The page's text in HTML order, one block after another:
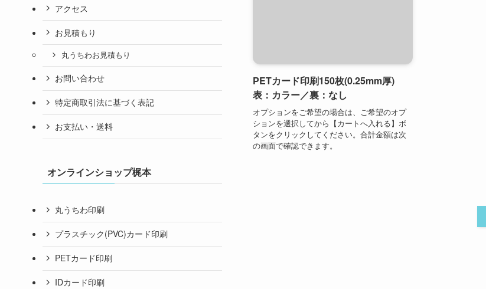
PETカード印刷150枚(0.25mm厚)
表：カラー／裏：なし
オプションをご希望の場合は、ご希望のオプ
ションを選択してから【カートへ入れる】ボ
タンをクリックしてください。合計金額は次
の画面で確認できます。
アクセス
お見積もり
丸うちわお見積もり
お問い合わせ
特定商取引法に基づく表記
お支払い・送料
オンラインショップ梶本
丸うちわ印刷
プラスチック(PVC)カード印刷
PETカード印刷
IDカード印刷